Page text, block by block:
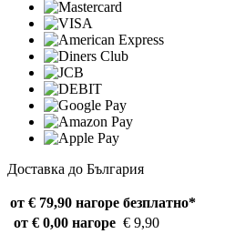
Доставка до България
от € 79,90 нагоре безплатно*
от € 0,00 нагоре € 9,90